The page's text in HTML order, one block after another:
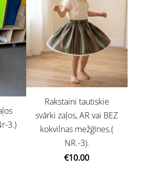
3.)
Rakstaini tautiskie
svārki zaļos, AR vai BEZ
kokvilnas mežģīnes.(
NR.-3).
€10.00